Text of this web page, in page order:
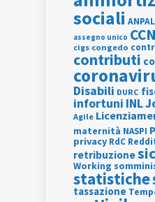
sociali ANPAL
assegno unico
cigs congedo
contributi
Disabili DURC
infortuni INL
Agile
maternità NASPI
privacy RdC
retribuzione
Working
statistiche
tassazione